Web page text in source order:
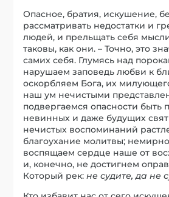
Опасное, братия, искушение,
рассматривать недостатки и
людей, и прельщать себя
таковы, как они. – Точно, это
самих себя. Глумясь над
нарушаем заповедь любви к
оскорбляем Бога, их
наш ум нечистыми
подвергаемся опасности быть
невинных и даже будущих
нечистых воспоминаний
благоухание молитвы;
воспящаем сердце наше от
и, конечно, не достигнем
Который рек:не судите, да не